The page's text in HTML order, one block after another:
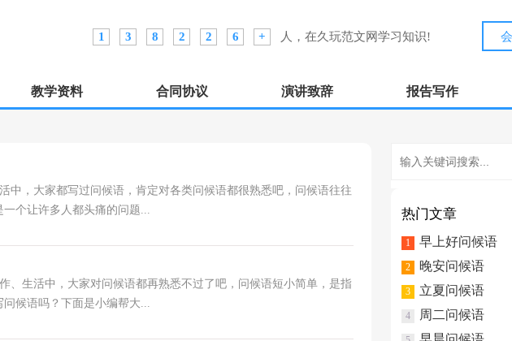
1 3 8 2 2 6 + 人，在久玩范文网学习知识!
教学资料 合同协议 演讲致辞 报告写作
家都写过问候语，肯定对各类问候语都很熟悉吧，问候语往往
个让许多人都头痛的问题...
中，大家对问候语都再熟悉不过了吧，问候语短小简单，是指
候语吗？下面是小编帮大...
热门文章
1 早上好问候语
2 晚安问候语
3 立夏问候语
4 周二问候语